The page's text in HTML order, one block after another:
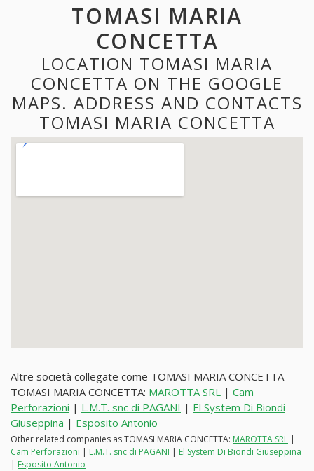
TOMASI MARIA
CONCETTA
LOCATION TOMASI MARIA
CONCETTA ON THE GOOGLE
MAPS. ADDRESS AND CONTACTS
TOMASI MARIA CONCETTA
Altre società collegate come TOMASI MARIA CONCETTA
TOMASI MARIA CONCETTA: MAROTTA SRL | Cam
Perforazioni | L.M.T. snc di PAGANI | El System Di Biondi
Giuseppina | Esposito Antonio
Other related companies as TOMASI MARIA CONCETTA: MAROTTA SRL |
Cam Perforazioni | L.M.T. snc di PAGANI | El System Di Biondi Giuseppina
| Esposito Antonio